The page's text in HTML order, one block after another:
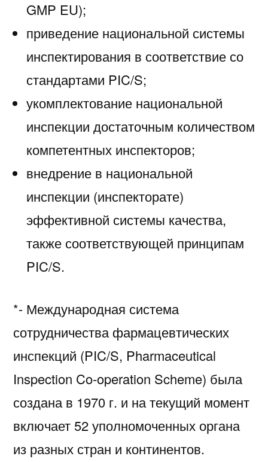
GMP EU);
приведение национальной системы
инспектирования в соответствие со
стандартами PIC/S;
укомплектование национальной
инспекции достаточным количеством
компетентных инспекторов;
внедрение в национальной
инспекции (инспекторате)
эффективной системы качества,
также соответствующей принципам
PIC/S.
*- Международная система
сотрудничества фармацевтических
инспекций (PIC/S, Pharmaceutical
Inspection Co-operation Scheme) была
создана в 1970 г. и на текущий момент
включает 52 уполномоченных органа
из разных стран и континентов.